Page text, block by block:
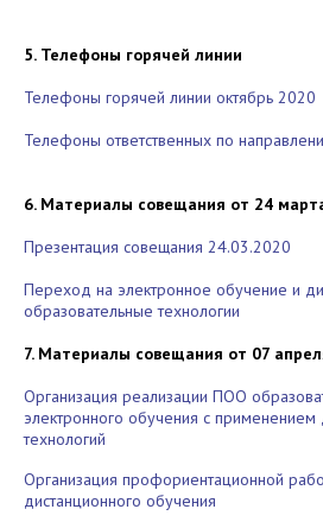
5. Телефоны горячей линии
Телефоны горячей линии октябрь 2020
Телефоны ответственных по
6. Материалы совещания от 24
Презентация совещания 24.03.2020
Переход на электронное обучение и
образовательные технологии
7. Материалы совещания от 07
Организация реализации ПОО
электронного обучения с применением
технологий
Организация профориентационной
дистанционного обучения